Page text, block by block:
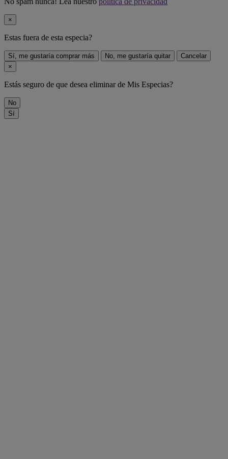
×
Estas fuera de esta especia?
Sí, me gustaría comprar más No, me gustaría quitar
Cancelar
×
Estás seguro de que desea eliminarde Mis Especias?
No
Sí